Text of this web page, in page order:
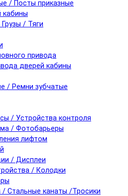
/ Посты приказные
кабины
/ Тяги
привода
дверей кабины
/ Ремни зубчатые
/ Устройства контроля
/ Фотобарьеры
лифтом
/ Дисплеи
/ Колодки
/ Стальные канаты /Тросики